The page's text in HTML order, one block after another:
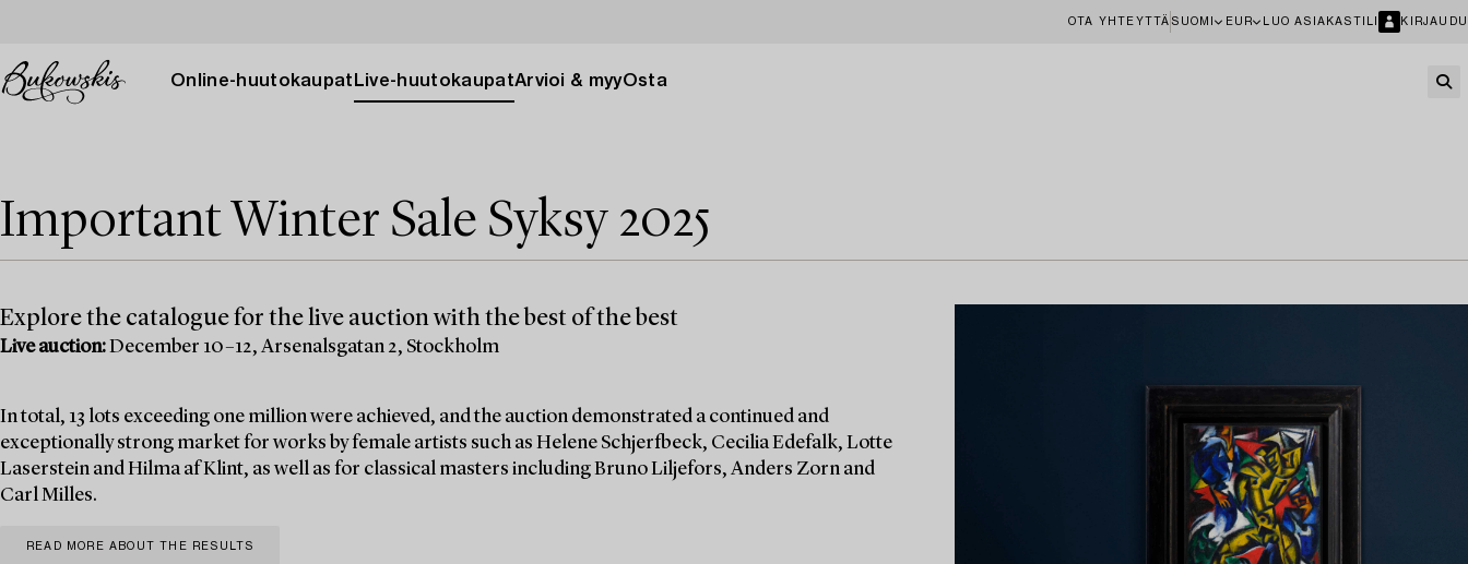
OTA YHTEYTTÄ SUOMI EUR LUO ASIAKASTILI KIRJAUDU
Online-huutokaupat Live-huutokaupatArvioi & myyOsta
Important Winter Sale Syksy 2025
Explore the catalogue for the live auction with the best of the best
Live auction:December 10–12, Arsenalsgatan 2, Stockholm
In total, 13 lots exceeding one million were achieved, and the auction demonstrated a continued and
exceptionally strong market for works by female artists such as Helene Schjerfbeck, Cecilia Edefalk, Lotte
Laserstein and Hilma af Klint, as well as for classical masters including Bruno Liljefors, Anders Zorn and
Carl Milles.
READ MORE ABOUT THE RESULTS